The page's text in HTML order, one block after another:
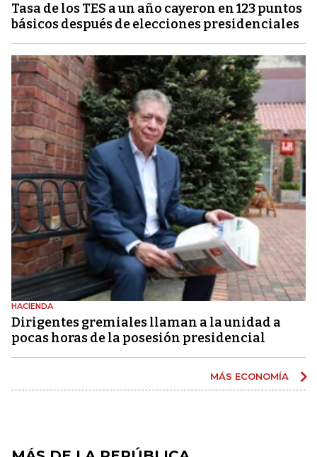
Tasa de los TES a un año cayeron en 123 puntos
básicos después de elecciones presidenciales
HACIENDA
Dirigentes gremiales llaman a la unidad a
pocas horas de la posesión presidencial
MÁS ECONOMÍA